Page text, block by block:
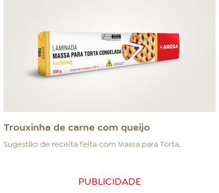
Trouxinha de carne com queijo
Sugestão de receita feita com Massa para Torta.
PUBLICIDADE